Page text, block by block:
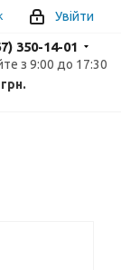
Увійти
350-14-01
з 9:00 до 17:30